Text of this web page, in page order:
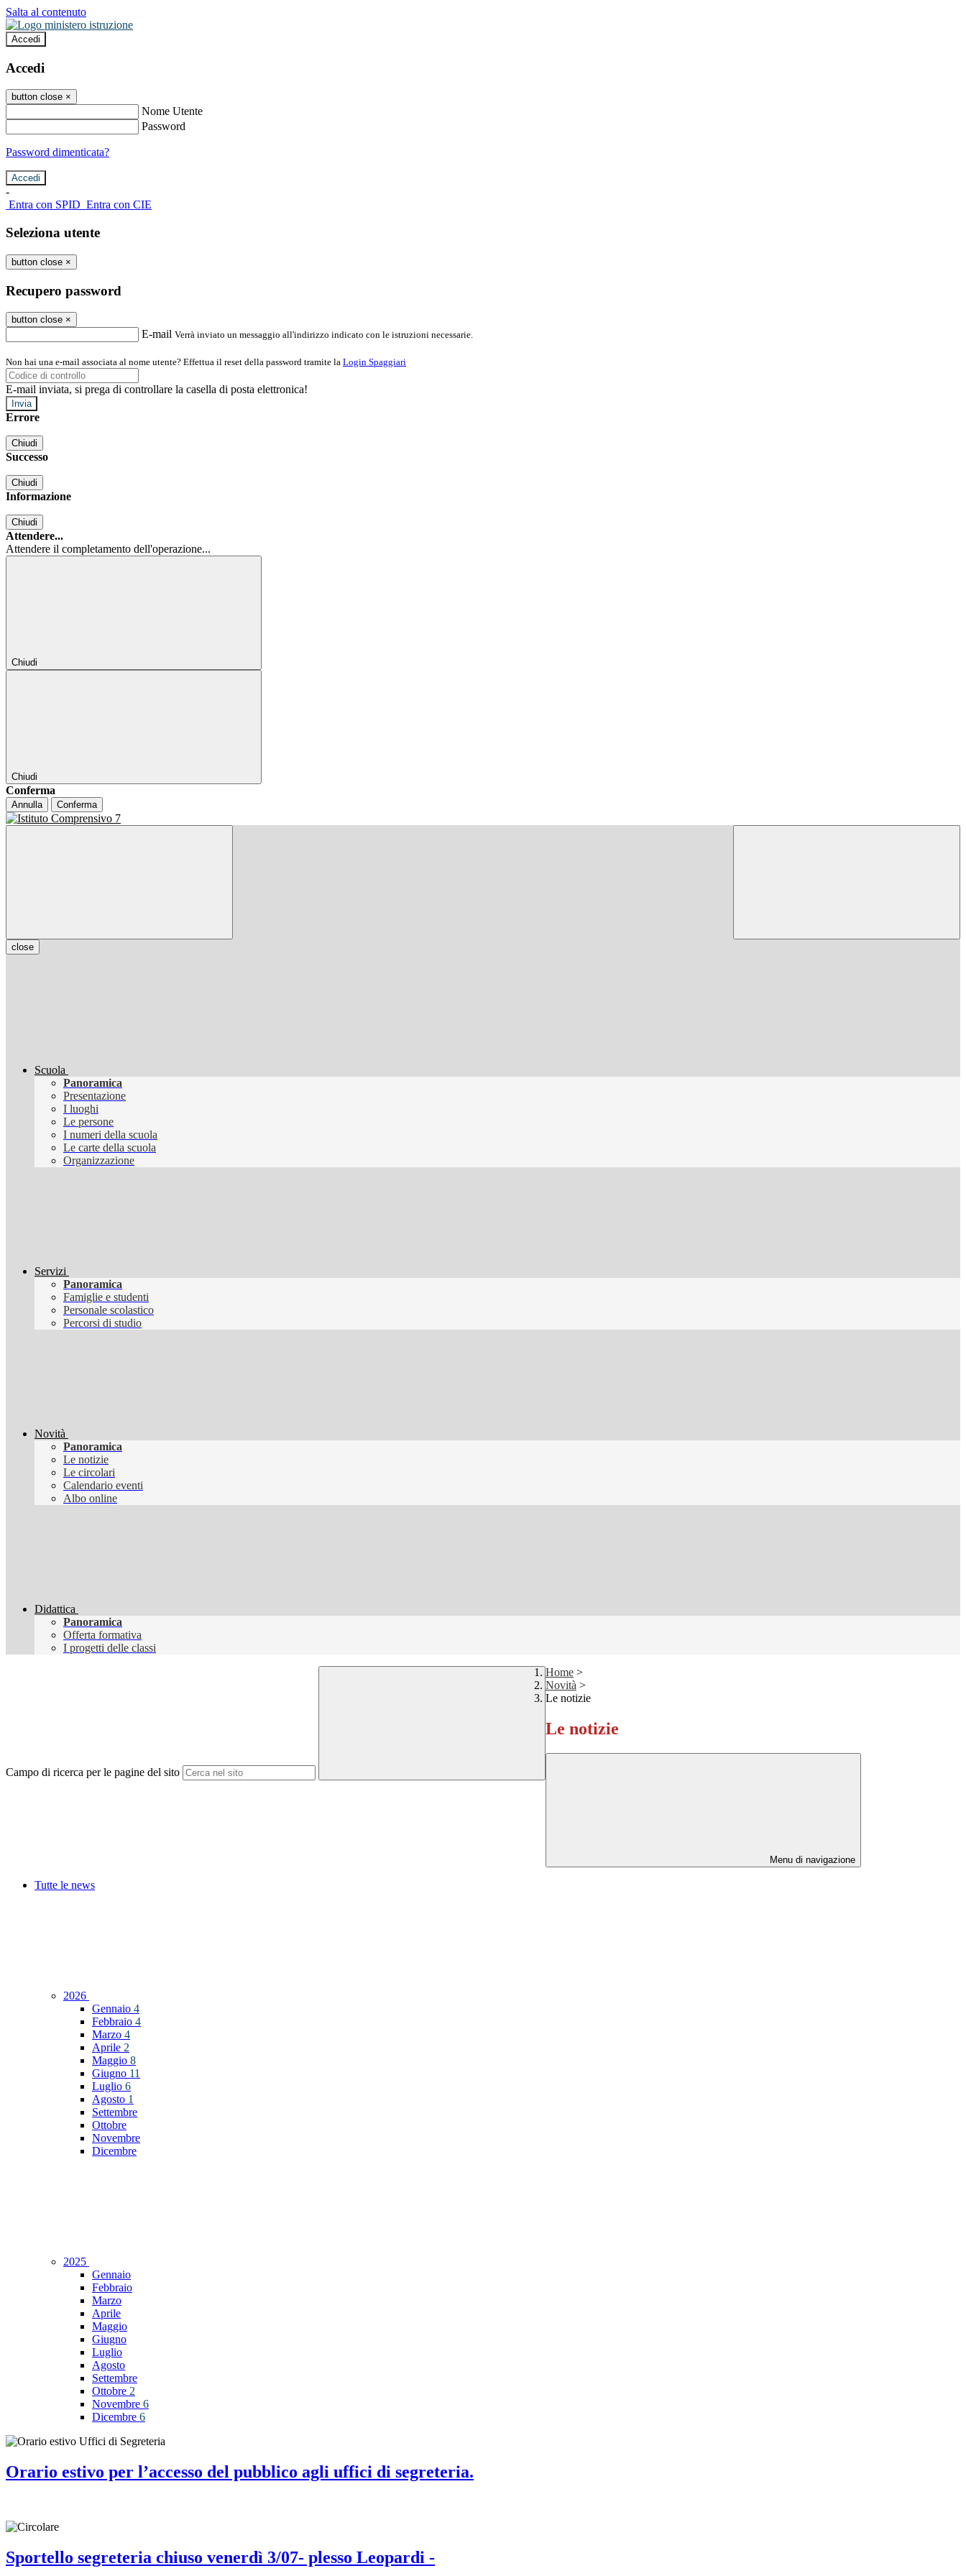
Salta al contenuto
Accedi
Accedi
button close ×
Nome Utente
Password
Password dimenticata?
-
Entra con SPID Entra con CIE
Seleziona utente
button close ×
Recupero password
button close ×
E-mail Verrà inviato un messaggio all'indirizzo indicato con le istruzioni necessarie.
Non hai una e-mail associata al nome utente? Effettua il reset della password tramite la Login Spaggiari
E-mail inviata, si prega di controllare la casella di posta elettronica!
Errore
Chiudi
Successo
Chiudi
Informazione
Chiudi
Attendere...
Attendere il completamento dell'operazione...
Chiudi
Chiudi
Conferma
Annulla Conferma
close
Scuola
Panoramica
Presentazione
I luoghi
Le persone
I numeri della scuola
Le carte della scuola
Organizzazione
Servizi
Panoramica
Famiglie e studenti
Personale scolastico
Percorsi di studio
Novità
Panoramica
Le notizie
Le circolari
Calendario eventi
Albo online
Didattica
Panoramica
Offerta formativa
I progetti delle classi
Campo di ricerca per le pagine del sito
Home >
Novità >
Le notizie
Le notizie
Menu di navigazione
Tutte le news
2026
Gennaio 4
Febbraio 4
Marzo 4
Aprile 2
Maggio 8
Giugno 11
Luglio 6
Agosto 1
Settembre
Ottobre
Novembre
Dicembre
2025
Gennaio
Febbraio
Marzo
Aprile
Maggio
Giugno
Luglio
Agosto
Settembre
Ottobre 2
Novembre 6
Dicembre 6
Orario estivo per l’accesso del pubblico agli uffici di segreteria.
Sportello segreteria chiuso venerdì 3/07- plesso Leopardi -